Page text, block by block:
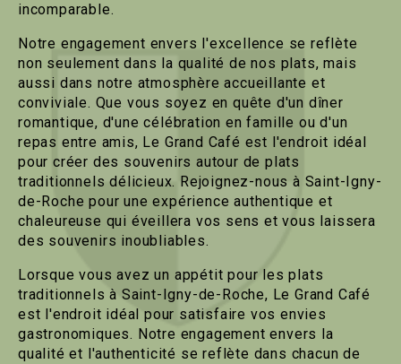
incomparable.
Notre engagement envers l'excellence se reflète
non seulement dans la qualité de nos plats, mais
aussi dans notre atmosphère accueillante et
conviviale. Que vous soyez en quête d'un dîner
romantique, d'une célébration en famille ou d'un
repas entre amis, Le Grand Café est l'endroit idéal
pour créer des souvenirs autour de plats
traditionnels délicieux. Rejoignez-nous à Saint-Igny-
de-Roche pour une expérience authentique et
chaleureuse qui éveillera vos sens et vous laissera
des souvenirs inoubliables.
Lorsque vous avez un appétit pour les plats
traditionnels à Saint-Igny-de-Roche, Le Grand Café
est l'endroit idéal pour satisfaire vos envies
gastronomiques. Notre engagement envers la
qualité et l'authenticité se reflète dans chacun de